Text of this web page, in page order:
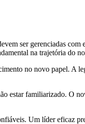
ser gerenciadas com
na trajetória do
no novo papel. A
estar familiarizado. O
Um líder eficaz